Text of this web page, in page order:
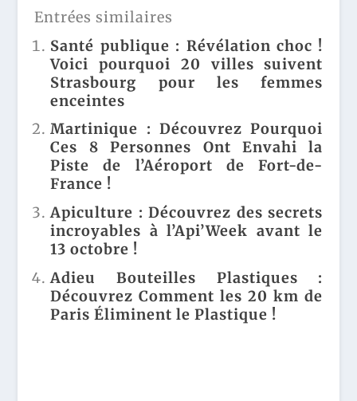
S DE
ISTE
S EN
COLÈ
RE
SE
ILISE
NT À
PARI
DRA
ME
CHO
QUA
NT !
CHO
C !
VOIC
I
20
VILL
ES
SUIV
SBOU
RG
FEM
MES
ENCE
I...
Entrées similaires
Santé publique : Révélation choc !
Voici pourquoi 20 villes suivent
Strasbourg pour les femmes
enceintes
Martinique : Découvrez Pourquoi
Ces 8 Personnes Ont Envahi la
Piste de l’Aéroport de Fort-de-
France !
Apiculture : Découvrez des secrets
incroyables à l’Api’Week avant le
13 octobre !
Adieu Bouteilles Plastiques :
Découvrez Comment les 20 km de
Paris Éliminent le Plastique !